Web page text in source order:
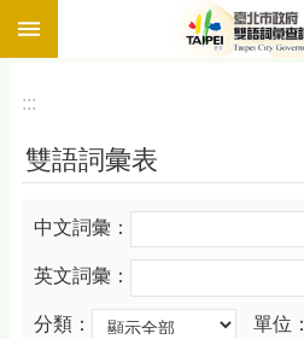
跳到主要內容區塊
:::
雙語詞彙表
中文詞彙：
英文詞彙：
分類： 單位：